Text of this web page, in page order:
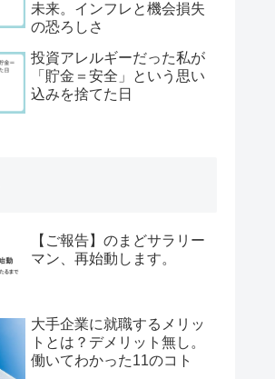
未来。インフレと機会損失
の恐ろしさ
投資アレルギーだった私が
「貯金＝安全」という思い
込みを捨てた日
【ご報告】のまどサラリー
マン、再始動します。
大手企業に就職するメリッ
トとは？デメリット無し。
働いてわかった11のコト